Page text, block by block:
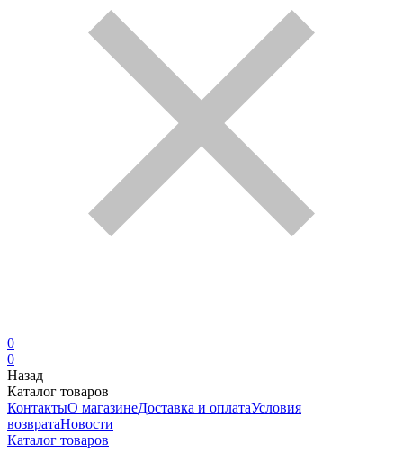
0
0
Назад
Каталог товаров
КонтактыО магазинеДоставка и оплатаУсловия
возвратаНовости
Каталог товаров